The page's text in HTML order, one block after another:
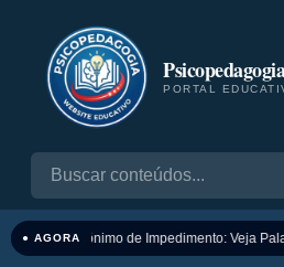
Psicopedagogia
PORTAL
● AGORASinônimo de Impedimento: Veja